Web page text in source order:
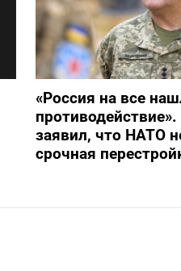
«Россия на все
заявил, что НАТО
срочная